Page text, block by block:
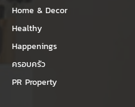
Home & Decor
Healthy
Happenings
ครอบครัว
PR Property